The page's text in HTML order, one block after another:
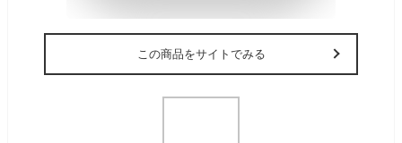
この商品をサイトでみる